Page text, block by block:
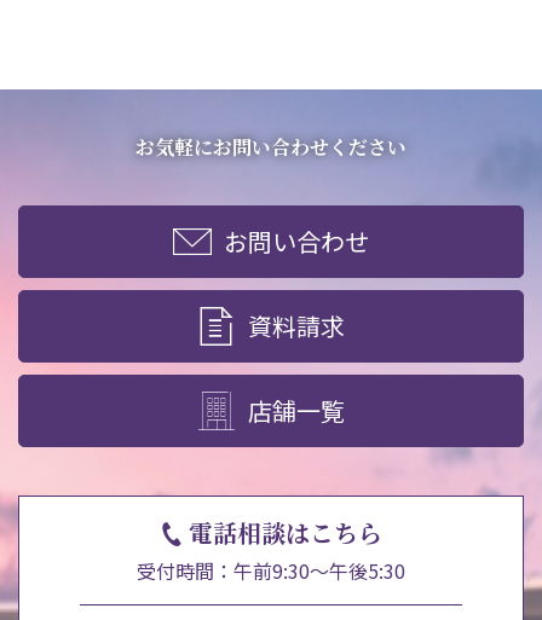
お気軽にお問い合わせください
お問い合わせ
資料請求
店舗一覧
電話相談はこちら
受付時間：午前9:30～午後5:30